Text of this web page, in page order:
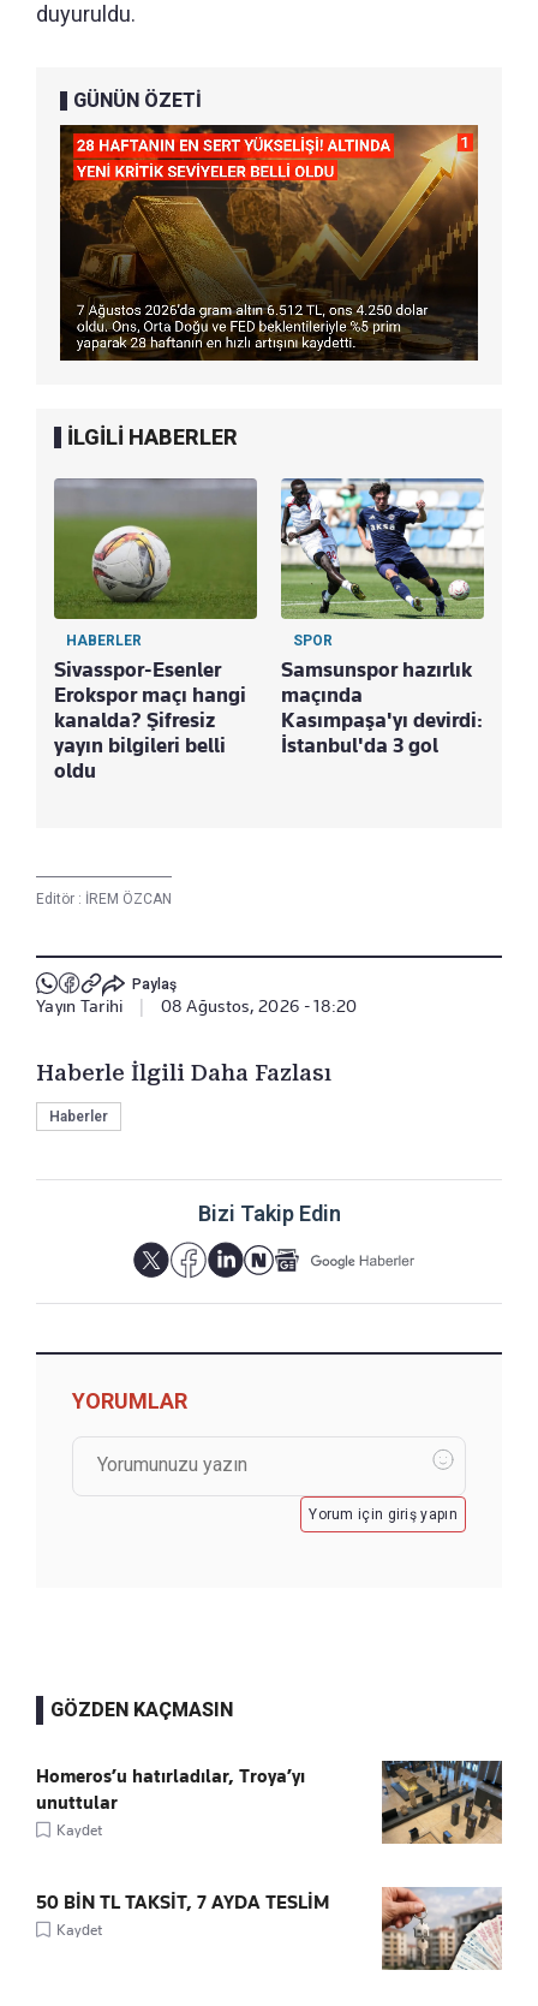
duyuruldu.
GÜNÜN ÖZETİ
İLGİLİ HABERLER
HABERLER
Sivasspor-Esenler
Erokspor maçı hangi
kanalda? Şifresiz
yayın bilgileri belli
oldu
SPOR
Samsunspor hazırlık
maçında
Kasımpaşa'yı devirdi:
İstanbul'da 3 gol
Editör : İREM ÖZCAN
Paylaş
Yayın Tarihi 08 Ağustos, 2026 - 18:20
Haberle İlgili Daha Fazlası
Haberler
Bizi Takip Edin
YORUMLAR
Yorum için giriş yapın
GÖZDEN KAÇMASIN
Homeros’u hatırladılar, Troya’yı
unuttular
Kaydet
50 BİN TL TAKSİT, 7 AYDA TESLİM
Kaydet